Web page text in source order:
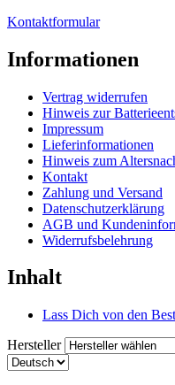
Kontaktformular
Informationen
Vertrag widerrufen
Hinweis zur
Impressum
Lieferinformationen
Hinweis zum
Kontakt
Zahlung und Versand
Datenschutzerklärung
AGB und
Widerrufsbelehrung
Inhalt
Lass Dich von den
Hersteller